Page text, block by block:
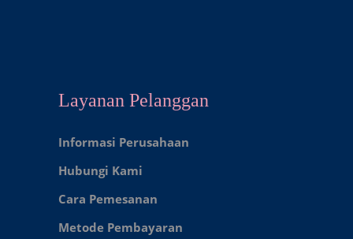
Layanan Pelanggan
Informasi Perusahaan
Hubungi Kami
Cara Pemesanan
Metode Pembayaran